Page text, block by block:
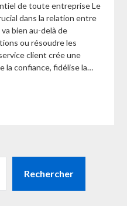
de toute entreprise Le
dans la relation entre
bien au-delà de
ou résoudre les
client crée une
la confiance, fidélise la…
Rechercher